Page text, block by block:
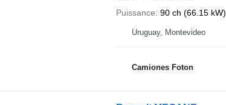
Puissance 90 ch (66.15 kW)
Uruguay, Montevideo
Camiones Foton